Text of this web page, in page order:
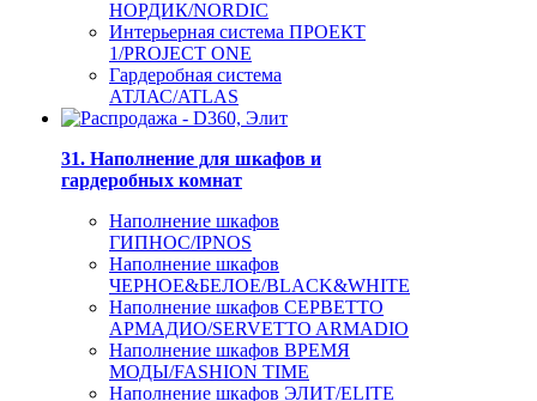
НОРДИК/NORDIC
Интерьерная система ПРОЕКТ
1/PROJECT ONE
Гардеробная система
АТЛАС/ATLAS
31. Наполнение для шкафов и
гардеробных комнат
Наполнение шкафов
ГИПНОС/IPNOS
Наполнение шкафов
ЧЕРНОЕ&БЕЛОЕ/BLACK&WHITE
Наполнение шкафов СЕРВЕТТО
АРМАДИО/SERVETTO ARMADIO
Наполнение шкафов ВРЕМЯ
МОДЫ/FASHION TIME
Наполнение шкафов ЭЛИТ/ELITE